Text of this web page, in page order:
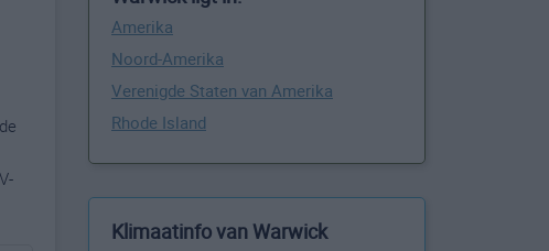
Amerika
Noord-Amerika
Verenigde Staten van Amerika
Rhode Island
Klimaatinfo van Warwick